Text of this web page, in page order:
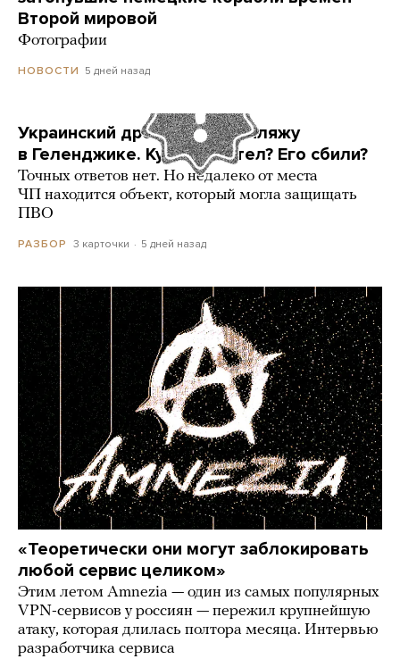
Второй мировой
Фотографии
НОВОСТИ 5 дней назад
Украинский дрон попал по пляжу
в Геленджике. Куда он летел? Его сбили?
Точных ответов нет. Но недалеко от места
ЧП находится объект, который могла защищать
ПВО
РАЗБОР 3 карточки 5 дней назад
«Теоретически они могут заблокировать
любой сервис целиком»
Этим летом Amnezia — один из самых популярных
VPN-сервисов у россиян — пережил крупнейшую
атаку, которая длилась полтора месяца. Интервью
разработчика сервиса